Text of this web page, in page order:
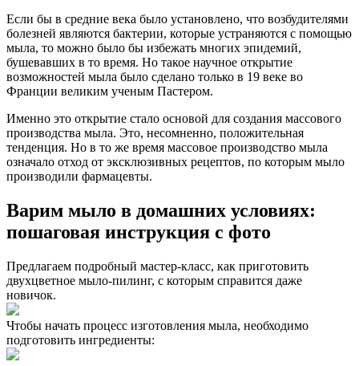
Если бы в средние века было установлено, что возбудителями
болезней являются бактерии, которые устраняются с помощью
мыла, то можно было бы избежать многих эпидемий,
бушевавших в то время. Но такое научное открытие
возможностей мыла было сделано только в 19 веке во
Франции великим ученым Пастером.
Именно это открытие стало основой для создания массового
производства мыла. Это, несомненно, положительная
тенденция. Но в то же время массовое производство мыла
означало отход от эксклюзивных рецептов, по которым мыло
производили фармацевты.
Варим мыло в домашних условиях:
пошаговая инструкция с фото
Предлагаем подробный мастер-класс, как приготовить
двухцветное мыло-пилинг, с которым справится даже
новичок.
Чтобы начать процесс изготовления мыла, необходимо
подготовить ингредиенты: